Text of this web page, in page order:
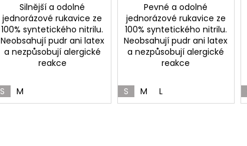
Silnější a odolné
jednorázové rukavice ze
100% syntetického nitrilu.
Neobsahují pudr ani latex
a nezpůsobují alergické
reakce
S M
Pevné a odolné
jednorázové rukavice ze
100% syntetického nitrilu.
Neobsahují pudr ani latex
a nezpůsobují alergické
reakce
S M L